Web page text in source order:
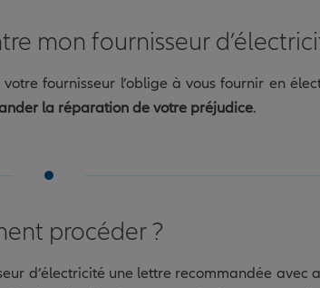
mon fournisseur
fournisseur l’oblige à vous fournir en
la réparation de votre préjudice.
procéder ?
d’électricité une lettre recommandée avec